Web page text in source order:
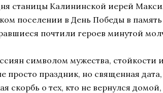
станицы Калининской иерей
поселении в День Победы в
почтили героев минутой
символом мужества,
просто праздник, но священная
скорбь о тех, кто не вернулся